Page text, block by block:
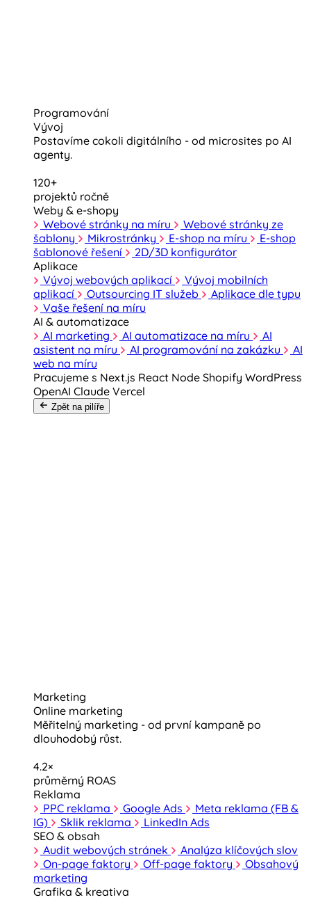
Programování
Vývoj
Postavíme cokoli digitálního - od microsites po AI
agenty.
120+
projektů ročně
Weby & e-shopy
Webové stránky na míru
Webové stránky ze
šablony
Mikrostránky E-shop na míru
E-shop
šablonové řešení
2D/3D konfigurátor
Aplikace
Vývoj webových aplikací
Vývoj mobilních
aplikací
Outsourcing IT služeb
Aplikace dle typu
Vaše řešení na míru
AI & automatizace
AI marketing
AI automatizace na míru
AI
asistent na míru
AI programování na zakázku
AI
web na míru
Pracujeme s Next.js React Node Shopify WordPress
OpenAI Claude Vercel
Zpět na pilíře
Marketing
Online marketing
Měřitelný marketing - od první kampaně po
dlouhodobý růst.
4.2×
průměrný ROAS
Reklama
PPC reklama
Google Ads
Meta reklama (FB &
IG)
Sklik reklama
LinkedIn Ads
SEO & obsah
Audit webových stránek
Analýza klíčových slov
On-page faktory
Off-page faktory
Obsahový
marketing
Grafika & kreativa